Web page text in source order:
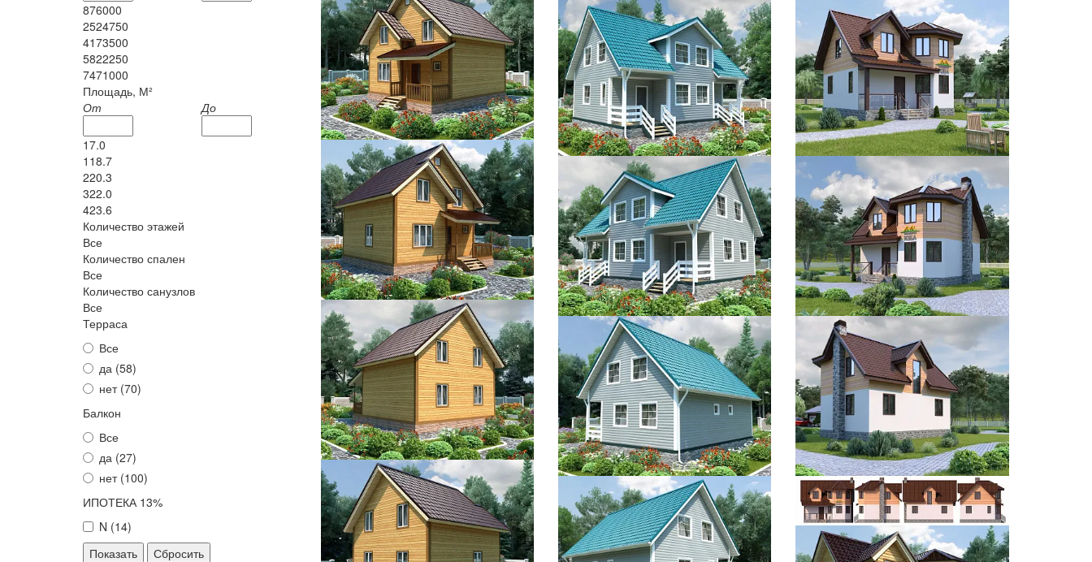
876000
2524750
4173500
5822250
7471000
Площадь, М²
От
До
17.0
118.7
220.3
322.0
423.6
Количество этажей
Все
Количество спален
Все
Количество санузлов
Все
Терраса
Все
да (58)
нет (70)
Балкон
Все
да (27)
нет (100)
ИПОТЕКА 13%
N (14)
Сбросить